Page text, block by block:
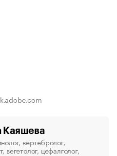
Каяшева
вертебролог,
вегетолог, цефалголог,